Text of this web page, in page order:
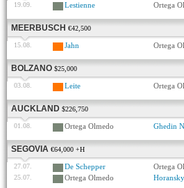
19.09. Lestienne Ortega
MEERBUSCH €42,500
15.08. Jahn Ortega
BOLZANO $25,000
03.08. Leite Ortega
AUCKLAND $226,750
01.08. Ortega Olmedo Ghedin N.
SEGOVIA €64,000 +H
27.07. De Schepper Ortega
25.07. Ortega Olmedo Horansky